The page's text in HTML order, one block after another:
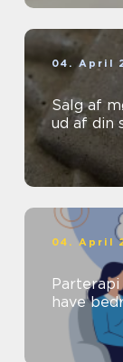
04. April
Salg af
ud af din
04. April
Parterapi
have